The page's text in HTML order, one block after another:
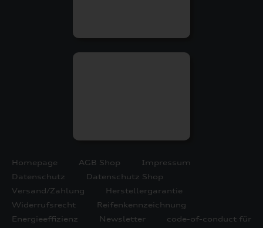
Homepage AGB Shop
Impressum
Datenschutz
Datenschutz Shop
Versand/Zahlung
Herstellergarantie
Widerrufsrecht
Reifenkennzeichnung
Energieeffizienz
Newsletter code-of-conduct für